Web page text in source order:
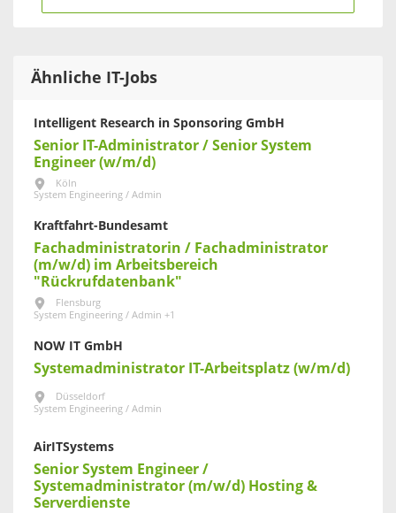
Ähnliche IT-Jobs
Intelligent Research in Sponsoring GmbH
Senior IT-Administrator / Senior System
Engineer (w/m/d)
Köln
System Engineering / Admin
Kraftfahrt-Bundesamt
Fachadministratorin / Fachadministrator
(m/w/d) im Arbeitsbereich
"Rückrufdatenbank"
Flensburg
System Engineering / Admin +1
NOW IT GmbH
Systemadministrator IT-Arbeitsplatz (w/m/d)
Düsseldorf
System Engineering / Admin
AirITSystems
Senior System Engineer /
Systemadministrator (m/w/d) Hosting &
Serverdienste